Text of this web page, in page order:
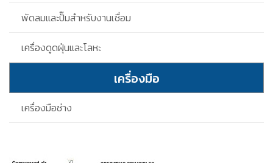
พัดลมและปั๊มสำหรับงานเชื่อม
เครื่องดูดฝุ่นและโลหะ
เครื่องมือ
เครื่องมือช่าง